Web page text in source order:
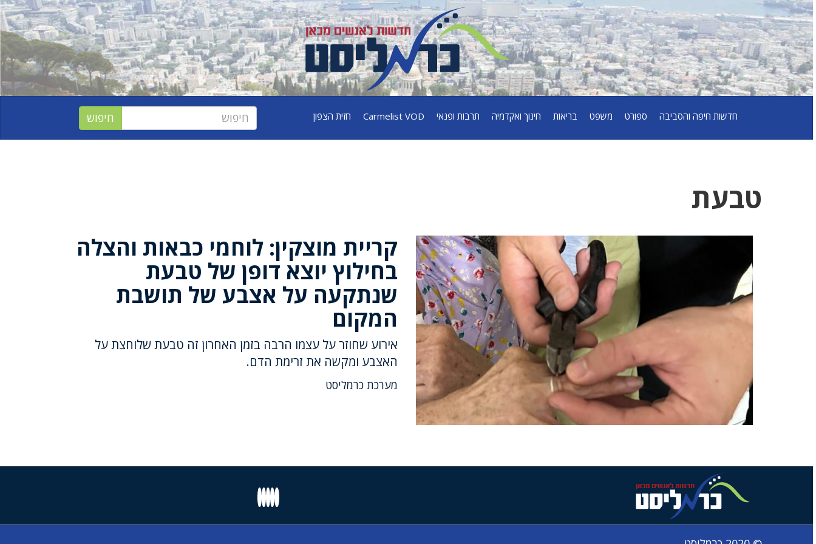
חדשות חיפה והסביבה ספורט משפט בריאות חינוך ואקדמיה תרבות ופנאי Carmelist VOD חזית הצפון
טבעת
קריית מוצקין: לוחמי כבאות והצלה
בחילוץ יוצא דופן של טבעת
שנתקעה על אצבע של תושבת
המקום
אירוע שחוזר על עצמו הרבה בזמן האחרון זה טבעת שלוחצת על
האצבע ומקשה את זרימת הדם.
מערכת כרמליסט